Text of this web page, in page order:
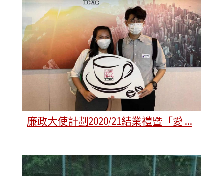
廉政大使計劃2020/21結業禮暨「愛 ...